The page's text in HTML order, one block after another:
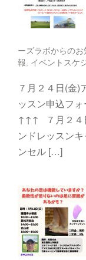
ーズラボからの
報, イベントスケ
７月２４日(金)
ッスン申込フ
↑↑↑ ７月２４
ンドレッスン
ンセル […]